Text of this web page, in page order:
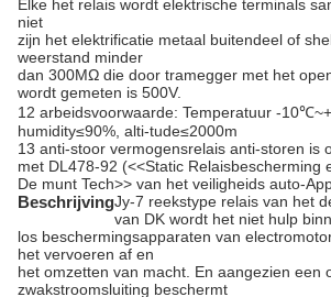
Elke het relais wordt elektrische terminals
niet
zijn het elektrificatie metaal buitendeel of
weerstand minder
dan 300MΩ die door tramegger met het
wordt gemeten is 500V.
12 arbeidsvoorwaarde: Temperatuur -
humidity≤90%, alti-tude≤2000m
13 anti-stoor vermogensrelais anti-storen is
met DL478-92 (<<Static Relaisbescherming
De munt Tech>> van het veiligheids auto-
BeschrijvingJy-7 reekstype relais van het
van DK wordt het niet hulp
los beschermingsapparaten van
het vervoeren af en
het omzetten van macht. En aangezien een
zwakstroomsluiting beschermt